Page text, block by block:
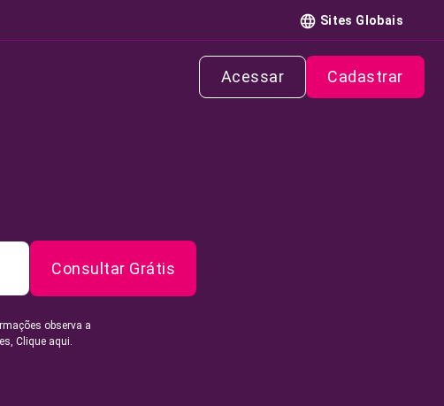
Sites Globais
Acessar Cadastrar
Consultar Grátis
observa a
Clique aqui.